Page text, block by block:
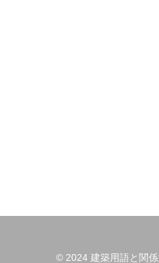
© 2024 建築用語と関係